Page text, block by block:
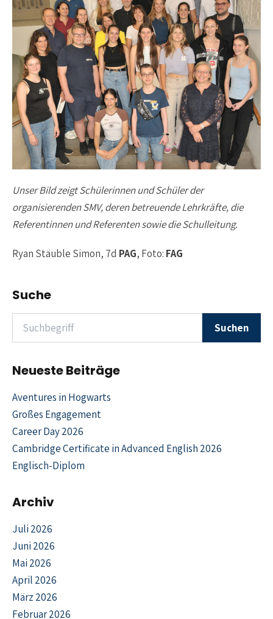
Unser Bild zeigt Schülerinnen und Schüler der
organisierenden SMV, deren betreuende Lehrkräfte, die
Referentinnen und Referenten sowie die Schulleitung.
Ryan Stäuble Simon, 7d PAG, Foto: FAG
Suche
Suchen nach Suchen
Neueste Beiträge
Aventures in Hogwarts
Großes Engagement
Career Day 2026
Cambridge Certificate in Advanced English 2026
Englisch-Diplom
Archiv
Juli 2026
Juni 2026
Mai 2026
April 2026
März 2026
Februar 2026